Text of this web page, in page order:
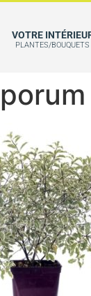
VOTRE
PLANTES/BOUQUETS